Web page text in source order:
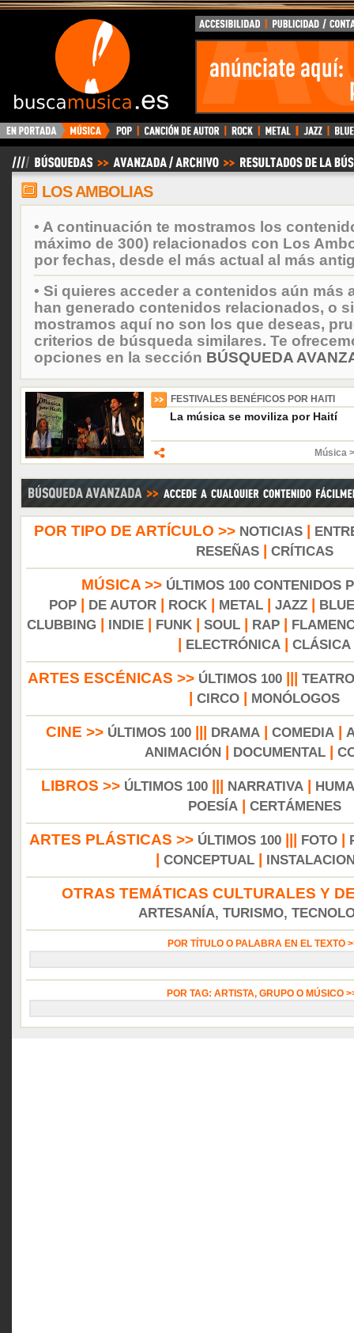
BuscaMusica.es
LOS AMBOLIAS
• A continuación te mostramos los
máximo de 300) relacionados con Los
por fechas, desde el más actual al más
• Si quieres acceder a contenidos aún más
han generado contenidos relacionados, o
mostramos aquí no son los que deseas,
criterios de búsqueda similares. Te
opciones en la sección BÚSQUEDA
FESTIVALES BENÉFICOS POR HAITI
La música se moviliza por Haití
Música
POR TIPO DE ARTÍCULO >> NOTICIAS|
RESEÑAS| CRÍTICAS
MÚSICA >> ÚLTIMOS 100 CONTENIDOS
POP
DE AUTOR ROCK METAL JAZZ
CLUBBING
INDIE FUNK SOUL RAP
ELECTRÓNICA CLÁSICA
ARTES ESCÉNICAS >> ÚLTIMOS 100||| TEATRO
CIRCO MONÓLOGOS
CINE >> ÚLTIMOS 100 DRAMA COMEDIA
ANIMACIÓN
DOCUMENTAL|
LIBROS >> ÚLTIMOS 100 NARRATIVA
POESÍA| CERTÁMENES
ARTES PLÁSTICAS >> ÚLTIMOS 100 FOTO
CONCEPTUAL
OTRAS TEMÁTICAS CULTURALES Y
ARTESANÍA, TURISMO,
POR TÍTULO O PALABRA EN EL TEXTO
POR TAG: ARTISTA, GRUPO O MÚSICO